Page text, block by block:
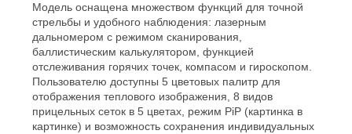
Модель оснащена множеством функций для точной
стрельбы и удобного наблюдения: лазерным
дальномером с режимом сканирования,
баллистическим калькулятором, функцией
отслеживания горячих точек, компасом и гироскопом.
Пользователю доступны 5 цветовых палитр для
отображения теплового изображения, 8 видов
прицельных сеток в 5 цветах, режим PiP (картинка в
картинке) и возможность сохранения индивидуальных